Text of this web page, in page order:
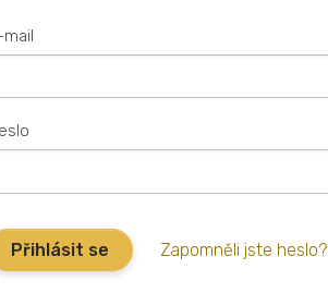
mail
Zapomněli jste heslo?